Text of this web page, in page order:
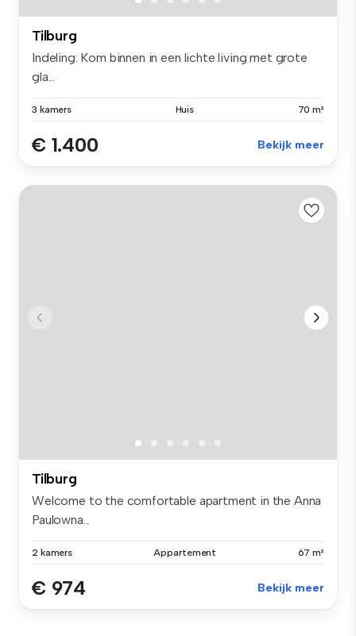
Tilburg
Indeling: Kom binnen in een lichte living met grote
gla...
3 kamers Huis 70 m²
€ 1.400 Bekijk meer
Tilburg
Welcome to the comfortable apartment in the Anna
Paulowna...
2 kamers Appartement 67 m²
€ 974 Bekijk meer